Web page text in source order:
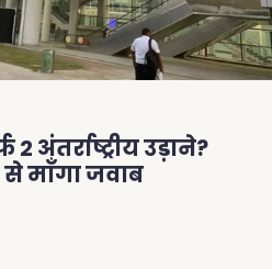
अंतर्राष्ट्रीय उड़ाने?
से माँगा जवाब